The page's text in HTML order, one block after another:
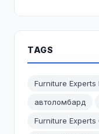
TAGS
Furniture Experts
автоломбард
Furniture